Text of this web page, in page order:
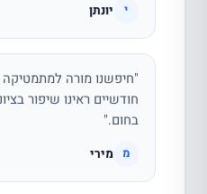
י יונתן
"חיפשנו מורה
חודשיים ראינו שיפור
בחום."
מ מירי